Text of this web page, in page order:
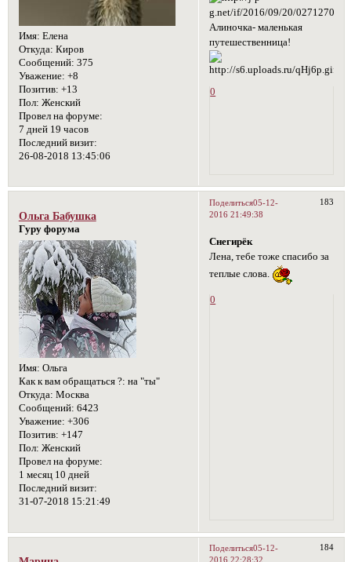
Имя: Елена
Откуда: Киров
Сообщений: 375
Уважение: +8
Позитив: +13
Пол: Женский
Провел на форуме:
7 дней 19 часов
Последний визит:
26-08-2018 13:45:06
Алиночка- маленькая
путешественница!
0
Поделиться 183
05-12-
2016 21:49:38
Ольга Бабушка
Гуру форума
Имя: Ольга
Как к вам обращаться ?: на "ты"
Откуда: Москва
Сообщений: 6423
Уважение: +306
Позитив: +147
Пол: Женский
Провел на форуме:
1 месяц 10 дней
Последний визит:
31-07-2018 15:21:49
Снегирёк
Лена, тебе тоже спасибо за
теплые слова.
0
Поделиться 184
05-12-
2016 22:28:32